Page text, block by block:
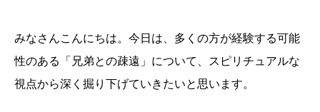
みなさんこんにちは。今日は、多くの方が経験する可能
性のある「兄弟との疎遠」について、スピリチュアルな
視点から深く掘り下げていきたいと思います。